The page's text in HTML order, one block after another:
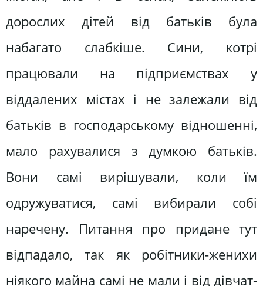
дорослих дітей від батьків була
набагато слабкіше. Сини, котрі
працювали на підприємствах у
віддалених містах і не залежали від
батьків в господарському відношенні,
мало рахувалися з думкою батьків.
Вони самі вирішували, коли їм
одружуватися, самі вибирали собі
наречену. Питання про придане тут
відпадало, так як робітники-женихи
ніякого майна самі не мали і від дівчат-